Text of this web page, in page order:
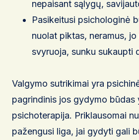
nepaisant sąlygų,
Pasikeitusi psichologinė
nuolat piktas, neramus,
svyruoja, sunku sukaupti
Valgymo sutrikimai yra
pagrindinis jos gydymo būdas
psichoterapija. Priklausomai
pažengusi liga, jai gydyti gali